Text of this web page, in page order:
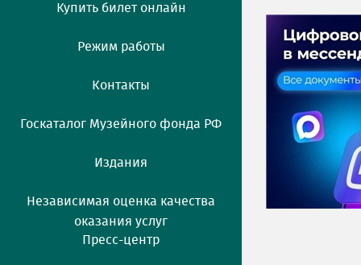
Купить билет онлайн
Режим работы
Контакты
Госкаталог Музейного фонда РФ
Издания
Независимая оценка качества
оказания услуг
Пресс-центр